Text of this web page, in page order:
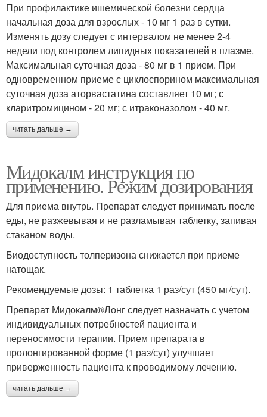
При профилактике ишемической болезни сердца
начальная доза для взрослых - 10 мг 1 раз в сутки.
Изменять дозу следует с интервалом не менее 2-4
недели под контролем липидных показателей в плазме.
Максимальная суточная доза - 80 мг в 1 прием. При
одновременном приеме с циклоспорином максимальная
суточная доза аторвастатина составляет 10 мг; с
кларитромицином - 20 мг; с итраконазолом - 40 мг.
читать дальше →
Мидокалм инструкция по
применению. Режим дозирования
Для приема внутрь. Препарат следует принимать после
еды, не разжевывая и не разламывая таблетку, запивая
стаканом воды.
Биодоступность толперизона снижается при приеме
натощак.
Рекомендуемые дозы: 1 таблетка 1 раз/сут (450 мг/сут).
Препарат Мидокалм®Лонг следует назначать с учетом
индивидуальных потребностей пациента и
переносимости терапии. Прием препарата в
пролонгированной форме (1 раз/сут) улучшает
приверженность пациента к проводимому лечению.
читать дальше →